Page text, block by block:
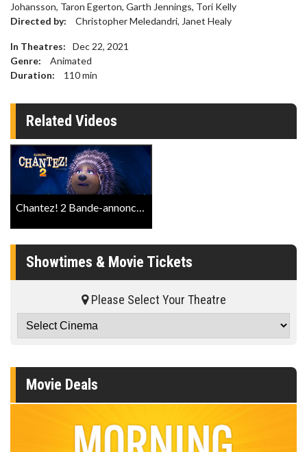
Johansson, Taron Egerton, Garth Jennings, Tori Kelly
Directed by:
Christopher Meledandri, Janet Healy
In Theatres:
Dec 22, 2021
Genre:
Animated
Duration:
110min
Related Videos
Chantez! 2 Bande-annonce Officielle
Showtimes & Movie Tickets
Please Select Your Theatre
Movie Deals